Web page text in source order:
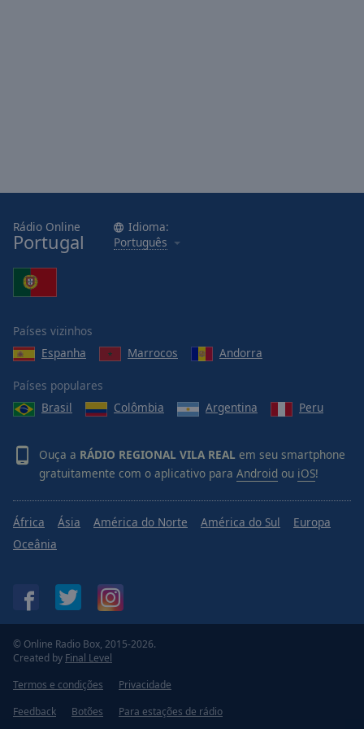
Edge
Style
Font
Reset
Close
Modal
Dialog
dialog
window.
Rádio Online
Portugal
Idioma:
Português
Países vizinhos
Espanha
Marrocos Andorra
Países populares
Brasil
Colômbia Argentina Peru
Ouça a RÁDIO REGIONAL VILA REAL em seu smartphone
gratuitamente com o aplicativo para Android ou iOS!
África Ásia América do Norte América do Sul
Europa
Oceânia
© Online Radio Box, 2015-2026.
Created by Final Level
Termos e condições
Privacidade
Feedback
Botões Para estações de rádio